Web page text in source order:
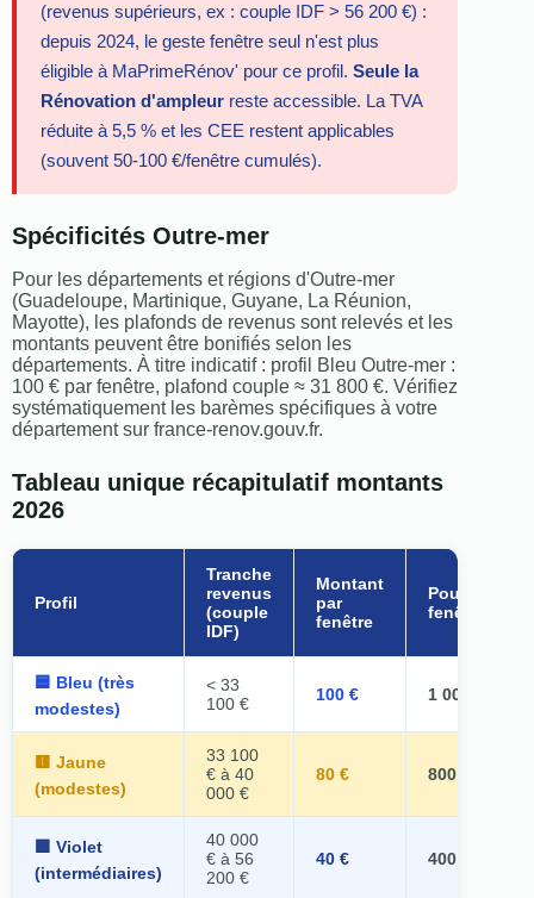
(revenus supérieurs, ex : couple IDF > 56 200 €) :
depuis 2024, le geste fenêtre seul n'est plus
éligible à MaPrimeRénov' pour ce profil. Seule la
Rénovation d'ampleur reste accessible. La TVA
réduite à 5,5 % et les CEE restent applicables
(souvent 50-100 €/fenêtre cumulés).
Spécificités Outre-mer
Pour les départements et régions d'Outre-mer
(Guadeloupe, Martinique, Guyane, La Réunion,
Mayotte), les plafonds de revenus sont relevés et les
montants peuvent être bonifiés selon les
départements. À titre indicatif : profil Bleu Outre-mer :
100 € par fenêtre, plafond couple ≈ 31 800 €. Vérifiez
systématiquement les barèmes spécifiques à votre
département sur france-renov.gouv.fr.
Tableau unique récapitulatif montants
2026
Profil
Tranche
revenus
(couple
IDF)
Montant
par
fenêtre
Pour 10
fenêtres
🟦 Bleu (très
modestes)
< 33
100 €
100 € 1 000 €
🟨 Jaune
(modestes)
33 100
€ à 40
000 €
80 € 800 €
🟪 Violet
(intermédiaires)
40 000
€ à 56
200 €
40 € 400 €